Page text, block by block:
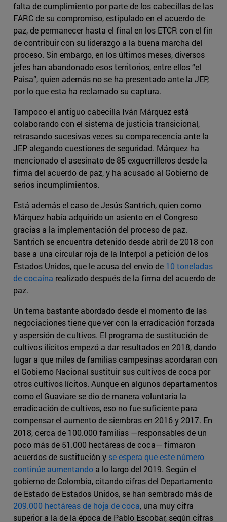
falta de cumplimiento por parte de los cabecillas de las
FARC de su compromiso, estipulado en el acuerdo de
paz, de permanecer hasta el final en los ETCR con el fin
de contribuir con su liderazgo a la buena marcha del
proceso. Sin embargo, en los últimos meses, diversos
jefes han abandonado esos territorios, entre ellos “el
Paisa”, quien además no se ha presentado ante la JEP,
por lo que esta ha reclamado su captura.
Tampoco el antiguo cabecilla Iván Márquez está
colaborando con el sistema de justicia transicional,
retrasando sucesivas veces su comparecencia ante la
JEP alegando cuestiones de seguridad. Márquez ha
mencionado el asesinato de 85 exguerrilleros desde la
firma del acuerdo de paz, y ha acusado al Gobierno de
serios incumplimientos.
Está además el caso de Jesús Santrich, quien como
Márquez había adquirido un asiento en el Congreso
gracias a la implementación del proceso de paz.
Santrich se encuentra detenido desde abril de 2018 con
base a una circular roja de la Interpol a petición de los
Estados Unidos, que le acusa del envío de 10 toneladas
de cocaína realizado después de la firma del acuerdo de
paz.
Un tema bastante abordado desde el momento de las
negociaciones tiene que ver con la erradicación forzada
y aspersión de cultivos. El programa de sustitución de
cultivos ilícitos empezó a dar resultados en 2018, dando
lugar a que miles de familias campesinas acordaran con
el Gobierno Nacional sustituir sus cultivos de coca por
otros cultivos lícitos. Aunque en algunos departamentos
como el Guaviare se dio de manera voluntaria la
erradicación de cultivos, eso no fue suficiente para
compensar el aumento de siembras en 2016 y 2017. En
2018, cerca de 100.000 familias —responsables de un
poco más de 51.000 hectáreas de coca— firmaron
acuerdos de sustitución y se espera que este número
continúe aumentando a lo largo del 2019. Según el
gobierno de Colombia, citando cifras del Departamento
de Estado de Estados Unidos, se han sembrado más de
209.000 hectáreas de hoja de coca, una muy cifra
superior a la de la época de Pablo Escobar, según cifras